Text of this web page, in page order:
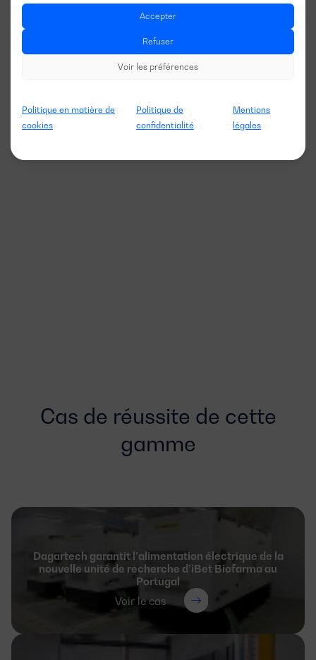
Accepter
Refuser
Voir les préférences
Politique en matière de
cookies
Politique de
confidentialité
Mentions
légales
Cas de réussite de cette
gamme
Dagartech garantit l’alimentation électrique de la
nouvelle unité de recherche d’iBet Biofarma au
Portugal
Voir le cas